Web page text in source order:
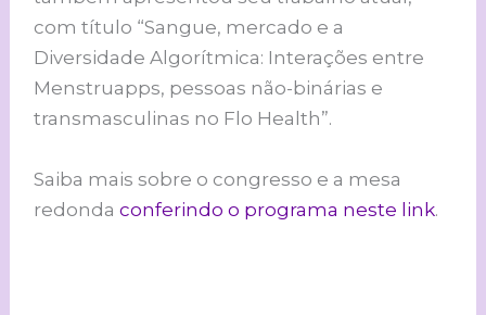
com título “Sangue, mercado e a
Diversidade Algorítmica: Interações entre
Menstruapps, pessoas não-binárias e
transmasculinas no Flo Health”.
Saiba mais sobre o congresso e a mesa
redonda conferindo o programa neste link.